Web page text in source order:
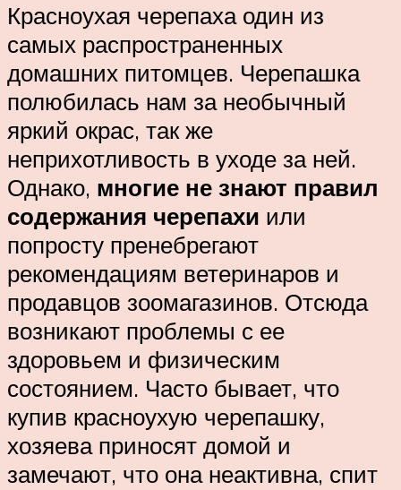
Красноухая черепаха один из
самых распространенных
домашних питомцев. Черепашка
полюбилась нам за необычный
яркий окрас, так же
неприхотливость в уходе за ней.
Однако, многие не знают правил
содержания черепахи или
попросту пренебрегают
рекомендациям ветеринаров и
продавцов зоомагазинов. Отсюда
возникают проблемы с ее
здоровьем и физическим
состоянием. Часто бывает, что
купив красноухую черепашку,
хозяева приносят домой и
замечают, что она неактивна, спит